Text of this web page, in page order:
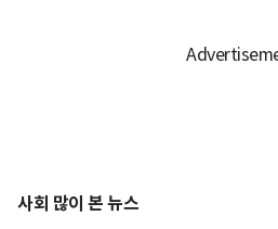
사회 많이 본 뉴스